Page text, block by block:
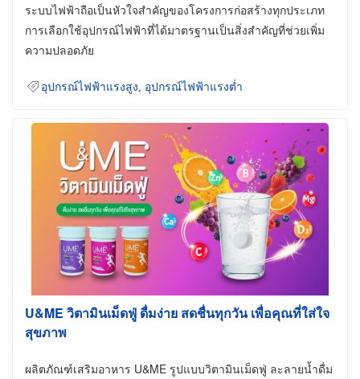
ระบบไฟฟ้าถือเป็นหัวใจสำคัญของโครงการก่อสร้างทุกประเภท
การเลือกใช้อุปกรณ์ไฟฟ้าที่ได้มาตรฐานเป็นสิ่งสำคัญที่ช่วยเพิ่ม
ความปลอดภัย
อุปกรณ์ไฟฟ้าแรงสูง อุปกรณ์ไฟฟ้าแรงต่ำ
U&ME วิตามินเม็ดฟู่ ดื่มง่าย สดชื่นทุกวัน เพื่อคุณที่ใส่ใจ
สุขภาพ
ผลิตภัณฑ์เสริมอาหาร U&ME รูปแบบวิตามินเม็ดฟู่ ละลายน้ำดื่ม